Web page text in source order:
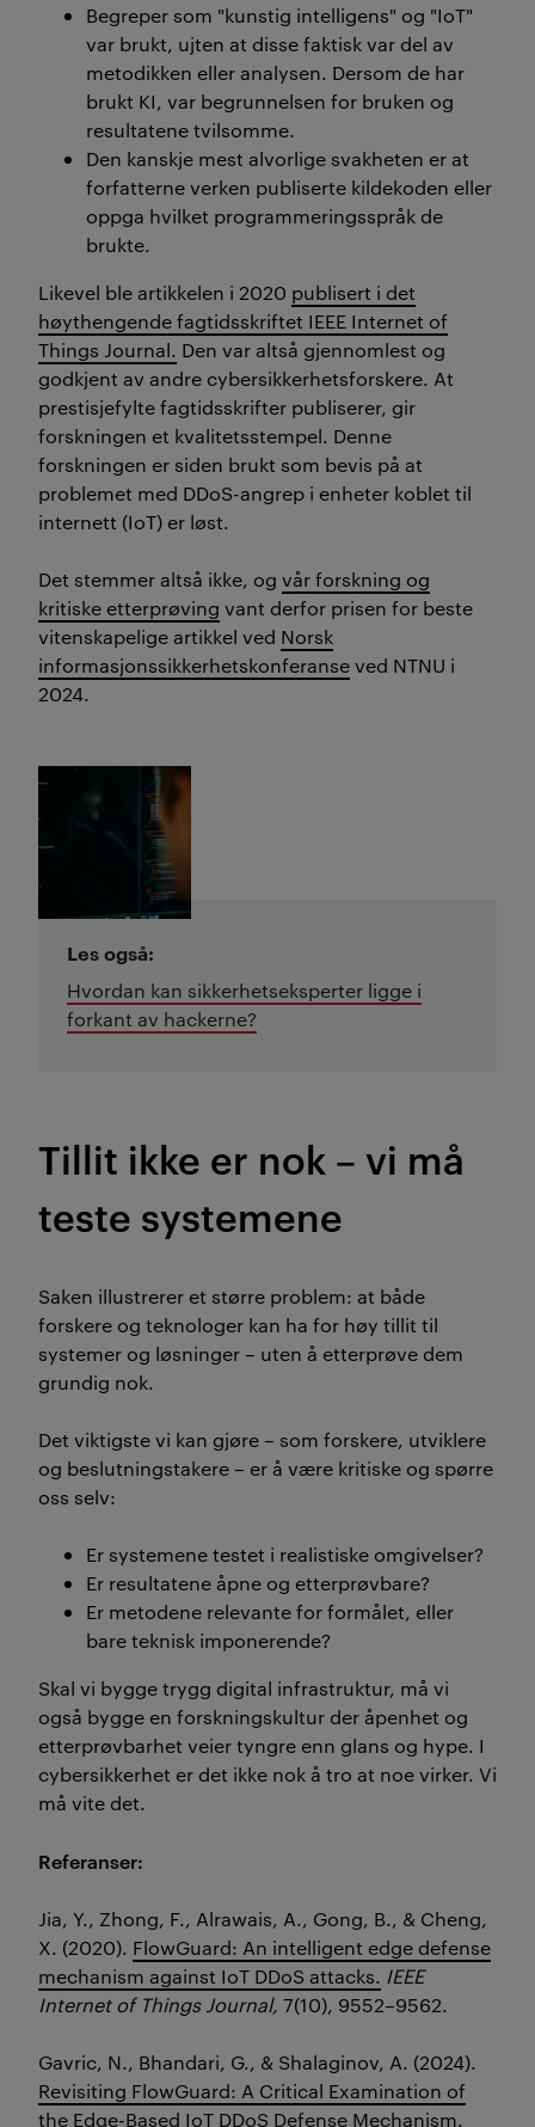
Begreper som "kunstig intelligens" og "IoT"
var brukt, ujten at disse faktisk var del av
metodikken eller analysen. Dersom de har
brukt KI, var begrunnelsen for bruken og
resultatene tvilsomme.
Den kanskje mest alvorlige svakheten er at
forfatterne verken publiserte kildekoden eller
oppga hvilket programmeringsspråk de
brukte.
Likevel ble artikkelen i 2020 publisert i det
høythengende fagtidsskriftet IEEE Internet of
Things Journal. Den var altså gjennomlest og
godkjent av andre cybersikkerhetsforskere. At
prestisjefylte fagtidsskrifter publiserer, gir
forskningen et kvalitetsstempel. Denne
forskningen er siden brukt som bevis på at
problemet med DDoS-angrep i enheter koblet til
internett (IoT) er løst.
Det stemmer altså ikke, og vår forskning og
kritiske etterprøving vant derfor prisen for beste
vitenskapelige artikkel ved Norsk
informasjonssikkerhetskonferanseved NTNU i
2024.
Les også:
Hvordan kan sikkerhetseksperter ligge i
forkant av hackerne?
Tillit ikke er nok – vi må
teste systemene
Saken illustrerer et større problem: at både
forskere og teknologer kan ha for høy tillit til
systemer og løsninger – uten å etterprøve dem
grundig nok.
Det viktigste vi kan gjøre – som forskere, utviklere
og beslutningstakere – er å være kritiske og spørre
oss selv:
Er systemene testet i realistiske omgivelser?
Er resultatene åpne og etterprøvbare?
Er metodene relevante for formålet, eller
bare teknisk imponerende?
Skal vi bygge trygg digital infrastruktur, må vi
også bygge en forskningskultur der åpenhet og
etterprøvbarhet veier tyngre enn glans og hype. I
cybersikkerhet er det ikke nok å tro at noe virker. Vi
må vite det.
Referanser:
Jia, Y., Zhong, F., Alrawais, A., Gong, B., & Cheng,
X. (2020). FlowGuard: An intelligent edge defense
mechanism against IoT DDoS attacks. IEEE
Internet of Things Journal, 7(10), 9552–9562.
Gavric, N., Bhandari, G., & Shalaginov, A. (2024).
Revisiting FlowGuard: A Critical Examination of
the Edge-Based IoT DDoS Defense Mechanism.